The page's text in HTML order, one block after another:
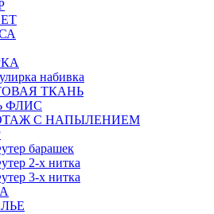
набивка
ТКАНЬ
ФЛИС
С НАПЫЛЕНИЕМ
барашек
2-х нитка
3-х нитка